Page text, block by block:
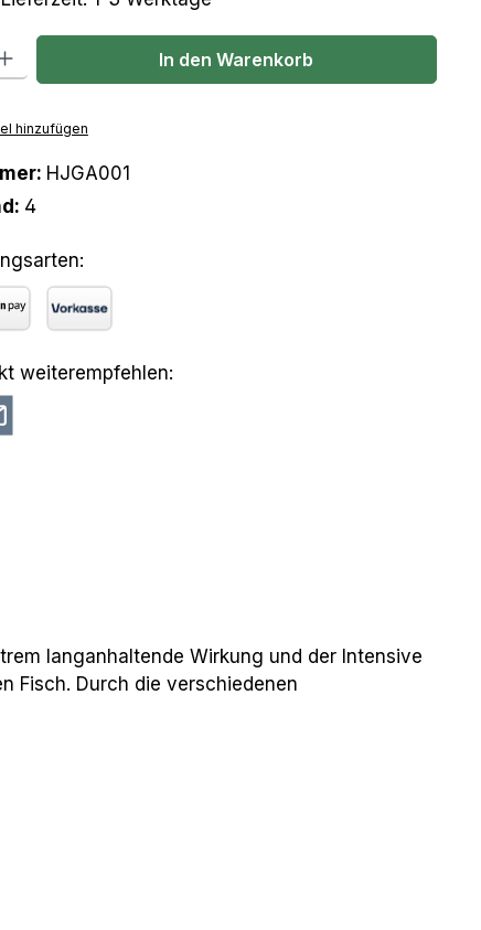
Gib den gewünschten Wert ein oder benutze die Schaltflächen
In den Warenkorb
hinzufügen
HJGA001
4
weiterempfehlen:
langanhaltende Wirkung und der Intensive
Fisch. Durch die verschiedenen